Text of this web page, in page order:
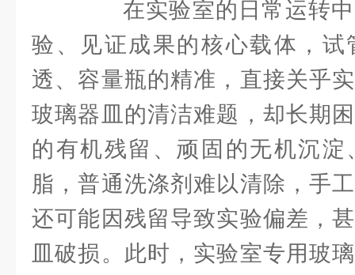
在实验室的日常运转中
验、见证成果的核心载体，试
透、容量瓶的精准，直接关乎
玻璃器皿的清洁难题，却长期
的有机残留、顽固的无机沉
脂，普通洗涤剂难以清除，手
还可能因残留导致实验偏差，
皿破损。此时，实验室专用玻